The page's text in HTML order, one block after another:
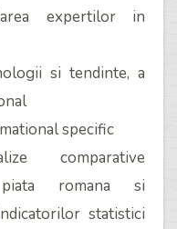
expertilor in
si tendinte, a
specific
comparative
romana si
statistici